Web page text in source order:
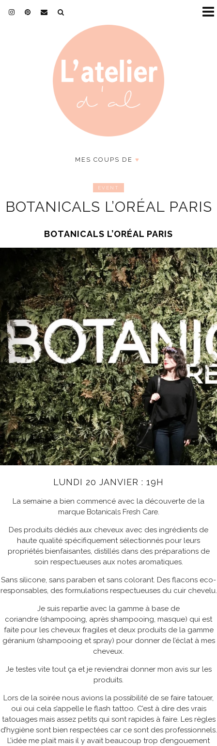
MES COUPS DE ♥
EVENT
BOTANICALS L’ORÉAL PARIS
BOTANICALS L’ORÉAL PARIS
LUNDI 20 JANVIER : 19H
La semaine a bien commencé avec la découverte de la
marque Botanicals Fresh Care.
Des produits dédiés aux cheveux avec des ingrédients de
haute qualité spécifiquement sélectionnés pour leurs
propriétés bienfaisantes, distillés dans des préparations de
soin respectueuses aux notes aromatiques.
Sans silicone, sans paraben et sans colorant. Des flacons eco-
responsables, des formulations respectueuses du cuir chevelu.
Je suis repartie avec la gamme à base de
coriandre (shampooing, après shampooing, masque) qui est
faite pour les cheveux fragiles et deux produits de la gamme
géranium (shampooing et spray) pour donner de l’éclat à mes
cheveux.
Je testes vite tout ça et je reviendrai donner mon avis sur les
produits.
Lors de la soirée nous avions la possibilité de se faire tatouer,
oui oui cela s’appelle le flash tattoo. C’est à dire des vrais
tatouages mais assez petits qui sont rapides à faire. Les règles
d’hygiène sont bien respectées car ce sont des professionnels.
L’idée me plait mais il y avait beaucoup trop d’engouement